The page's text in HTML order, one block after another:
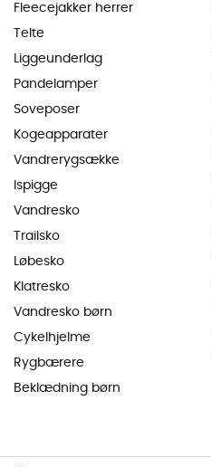
Fleecejakker herrer
Telte
Liggeunderlag
Pandelamper
Soveposer
Kogeapparater
Vandrerygsække
Ispigge
Vandresko
Trailsko
Løbesko
Klatresko
Vandresko børn
Cykelhjelme
Rygbærere
Beklædning børn